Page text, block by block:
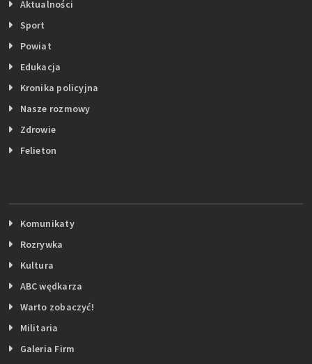
Aktualności
Sport
Powiat
Edukacja
Kronika policyjna
Nasze rozmowy
Zdrowie
Felieton
Komunikaty
Rozrywka
Kultura
ABC wędkarza
Warto zobaczyć!
Militaria
Galeria Firm